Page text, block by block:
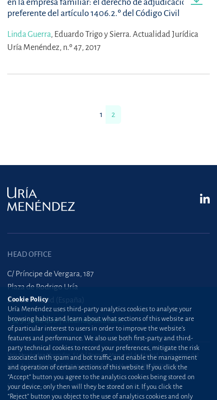
preferente del artículo 1406.2.º del Código Civil
Linda Guerra, Eduardo Trigo y Sierra. Actualidad Jurídica
Uría Menéndez, n.º 47, 2017
1 2
HEAD OFFICE
C/ Príncipe de Vergara, 187
Plaza de Rodrigo Uría
28002 Madrid (España)
+34 915 860 400 madrid@uria.com
Uría Menéndez Abogados, S.L.P. | Registro Mercantil de Madrid, Tomo 24490 del
Libro de Inscripciones Folio 42, Sección 8, Hoja M-43976. NIF: B28563963
Site map Cookie Policy
Cookie Policy
Uría Menéndez uses third-party analytics cookies to analyse your
browsing habits and learn about what sections of this website are
of particular interest to users in order to improve the website’s
features and performance. We also use both first-party and third-
party technical cookies to record your preferences, mitigate the risk
associated with spam and bot traffic, and enable the management
and operation of certain sections of this website. If you click the
“Accept” button you agree to the analytics cookies being stored on
your device; only then will they be stored on it. If you click the
“Reject” button you object to the use of analytics cookies and only